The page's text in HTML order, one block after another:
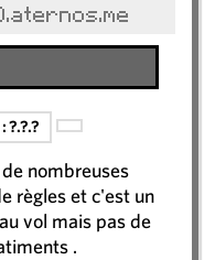
?.?.?
nombreuses
règles et c'est un
vol mais pas de
.